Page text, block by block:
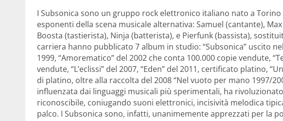
I Subsonica sono un gruppo rock elettronico italiano nato a Torino
esponenti della scena musicale alternativa: Samuel (cantante),
Boosta (tastierista), Ninja (batterista), e Pierfunk (bassista),
carriera hanno pubblicato 7 album in studio: “Subsonica” uscito
1999, “Amorematico” del 2002 che conta 100.000 copie vendute,
vendute, “L’eclissi” del 2007, “Eden” del 2011, certificato platino,
di platino, oltre alla raccolta del 2008 “Nel vuoto per mano 1997/
influenzata dai linguaggi musicali più sperimentali, ha
riconoscibile, coniugando suoni elettronici, incisività melodica
palco. I Subsonica sono, infatti, unanimemente apprezzati per la